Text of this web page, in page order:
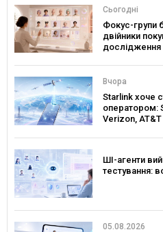
Сьогодні
Фокус-групи
двійники
дослідження
Вчора
Starlink хоче
оператором:
Verizon, AT&T
ШІ-агенти
тестування:
05.08.2026